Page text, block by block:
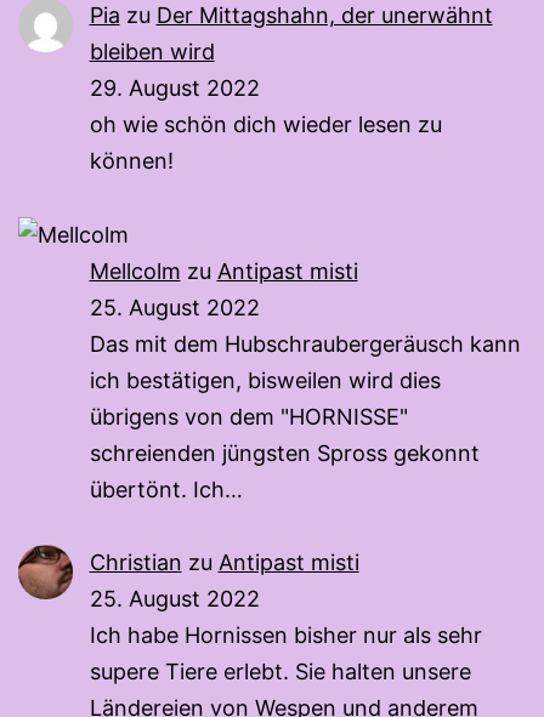
Pia zu Der Mittagshahn, der unerwähnt
bleiben wird
29. August 2022
oh wie schön dich wieder lesen zu
können!
Mellcolm zu Antipast misti
25. August 2022
Das mit dem Hubschraubergeräusch kann
ich bestätigen, bisweilen wird dies
übrigens von dem "HORNISSE"
schreienden jüngsten Spross gekonnt
übertönt. Ich…
Christian zu Antipast misti
25. August 2022
Ich habe Hornissen bisher nur als sehr
supere Tiere erlebt. Sie halten unsere
Ländereien von Wespen und anderem